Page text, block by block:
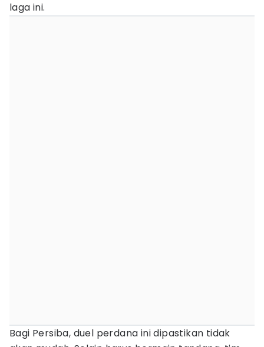
laga ini.
Bagi Persiba, duel perdana ini dipastikan tidak